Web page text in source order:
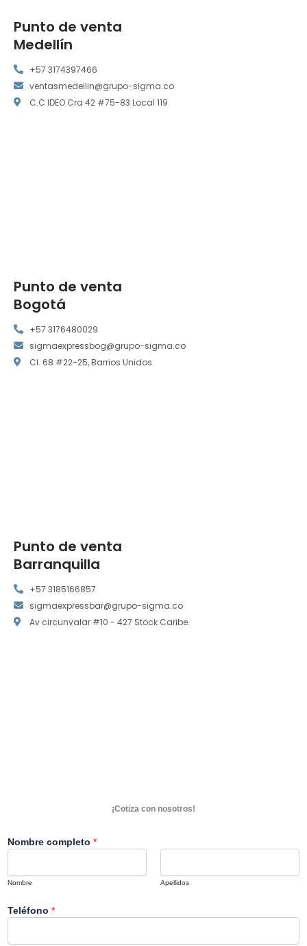
Punto de venta
Medellín
+57 3174397466
ventasmedellin@grupo-sigma.co
C.C IDEO Cra 42 #75-83 Local 119
Punto de venta
Bogotá
+57 3176480029
sigmaexpressbog@grupo-sigma.co
Cl. 68 #22-25, Barrios Unidos.
Punto de venta
Barranquilla
+57 3185166857
sigmaexpressbar@grupo-sigma.co
Av circunvalar #10 - 427 Stock Caribe.
¡Cotiza con nosotros!
Nombre completo *
Nombre Apellidos
Teléfono *